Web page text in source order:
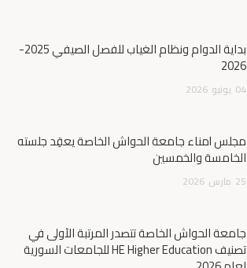
بداية الدوام ونظام الغياب للفصل الصيفي 2025-
2026
04 يونيو 2026
مجلس أمناء جامعة الحواش الخاصة يعقِد جلسته
الخامسة والخمسين
25 مارس 2026
جامعة الحواش الخاصة تتصدر المرتبة الأولى في
تصنيف HE Higher Education للجامعات السورية